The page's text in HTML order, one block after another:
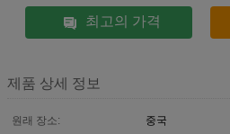
최고의 가격
제품 상세 정보
원래 장소:
중국